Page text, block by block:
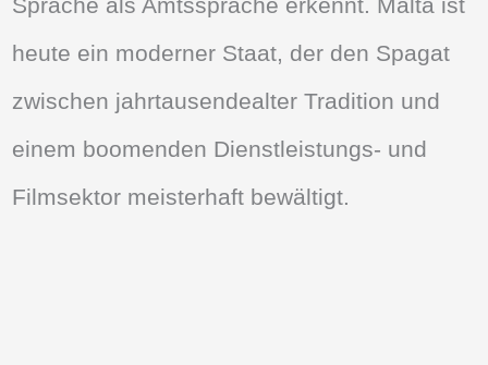
heute ein moderner Staat, der den Spagat
zwischen jahrtausendealter Tradition und
einem boomenden Dienstleistungs- und
Filmsektor meisterhaft bewältigt.